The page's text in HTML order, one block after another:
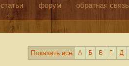
статьи форум обратная связь
Показать всё А Б В Г Д